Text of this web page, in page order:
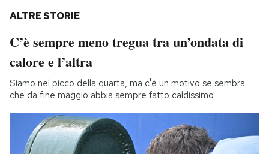
ALTRE STORIE
C’è sempre meno tregua tra un’ondata di
calore e l’altra
Siamo nel picco della quarta, ma c'è un motivo se sembra
che da fine maggio abbia sempre fatto caldissimo